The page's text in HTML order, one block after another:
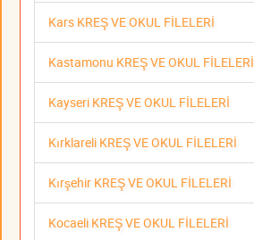
Kars KREŞ VE OKUL FİLELERİ
Kastamonu KREŞ VE OKUL FİLELERİ
Kayseri KREŞ VE OKUL FİLELERİ
Kırklareli KREŞ VE OKUL FİLELERİ
Kırşehir KREŞ VE OKUL FİLELERİ
Kocaeli KREŞ VE OKUL FİLELERİ